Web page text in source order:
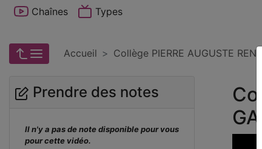
Chaînes Types
Accueil Collège PIERRE AUGUSTE
Prendre des notes
Il n'y a pas de note disponible pour vous
pour cette vidéo.